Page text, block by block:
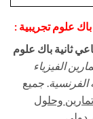
علوم تجريبية :
ثانية باك علوم
الفيزياء
الفرنسية. جميع
وحلول